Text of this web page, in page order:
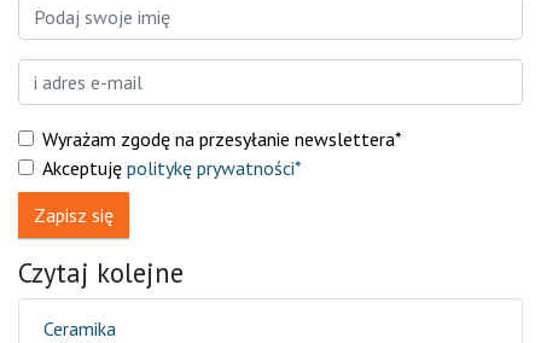
Wyrażam zgodę na przesyłanie newslettera*
Akceptuję politykę prywatności*
Zapisz się
Czytaj kolejne
Ceramika